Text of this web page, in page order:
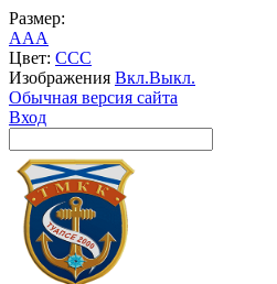
Размер:
AAA
Цвет: CCC
Изображения Вкл.Выкл.
Обычная версия сайта
Вход